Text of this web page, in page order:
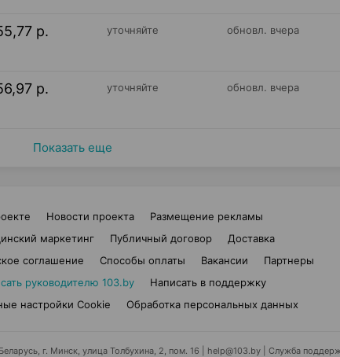
р. уточняйте обновл. вчера
р. уточняйте обновл. вчера
Показать еще
Новости проекта
Размещение рекламы
маркетинг
Публичный договор
Доставка
соглашение
Способы оплаты Вакансии
Партнеры
руководителю 103.by
Написать в поддержку
настройки Cookie
Обработка персональных данных
г. Минск, улица Толбухина, 2, пом. 16 | help@103.by Служба